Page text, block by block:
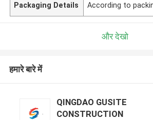
Packaging Details According to
और देखो
हमारे बारे में
QINGDAO GUSITE
CONSTRUCTION